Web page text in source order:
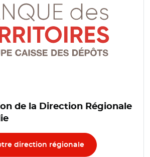
de la Direction Régionale
direction régionale